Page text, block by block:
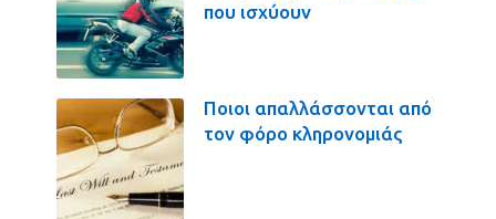
που ισχύουν
Ποιοι απαλλάσσονται από
τον φόρο κληρονομιάς